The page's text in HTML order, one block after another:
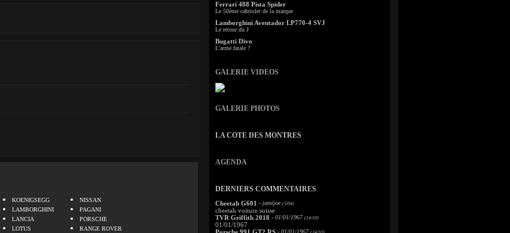
KOENIGSEGG
LAMBORGHINI
LANCIA
LOTUS
NISSAN
PAGANI
PORSCHE
RANGE ROVER
Ferrari 488 Pista Spider
Le 50ème cabriolet de la marque
Lamborghini Aventador LP770-4 SVJ
Le retour du J
Bugatti Divo
L'arme fatale ?
GALERIE VIDEOS
GALERIE PHOTOS
LA COTE DES MONTRES
AGENDA
DERNIERS COMMENTAIRES
Cheetah G601 - jamijoe (5/04)
cheetah voiture suisse
TVR Griffith 2018 - 01/01/1967 (14/10)
01/01/1967
- 01/01/1967